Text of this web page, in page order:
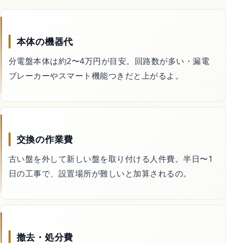
害虫・害獣駆除
暮らしの代行サービス
コスメ・美容
本体の機器代
分電盤本体は約2〜4万円が目安。回路数が多い・漏電
ブレーカーやスマート機能つきだと上がるよ。
交換の作業費
古い盤を外して新しい盤を取り付ける人件費。半日〜1
日の工事で、設置場所が難しいと加算されるの。
撤去・処分費